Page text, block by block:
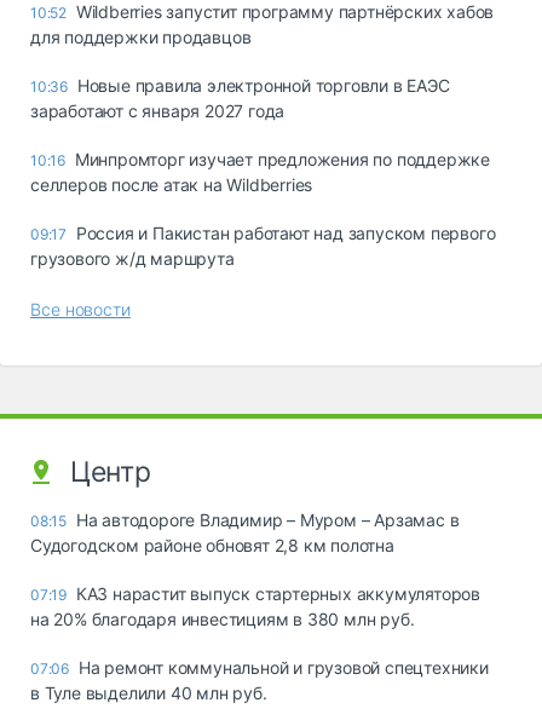
10:52 Wildberries запустит программу партнёрских хабов
для поддержки продавцов
10:36 Новые правила электронной торговли в ЕАЭС
заработают с января 2027 года
10:16 Минпромторг изучает предложения по поддержке
селлеров после атак на Wildberries
09:17
Россия и Пакистан работают над запуском первого
грузового ж/д маршрута
Все новости
Центр
08:15 На автодороге Владимир – Муром – Арзамас в
Судогодском районе обновят 2,8 км полотна
07:19 КАЗ нарастит выпуск стартерных аккумуляторов
на 20% благодаря инвестициям в 380 млн руб.
07:06 На ремонт коммунальной и грузовой спецтехники
в Туле выделили 40 млн руб.